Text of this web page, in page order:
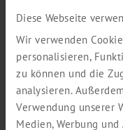
Diese Webseite
Wir verwenden
personalisieren,
zu können und die
analysieren.
Verwendung unserer
Medien, Werbung